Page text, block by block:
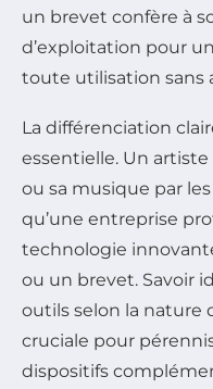
un brevet confère à
d’exploitation pour
toute utilisation sans
La différenciation
essentielle. Un
ou sa musique par
qu’une entreprise
technologie
ou un brevet. Savoir
outils selon la nature
cruciale pour
dispositifs